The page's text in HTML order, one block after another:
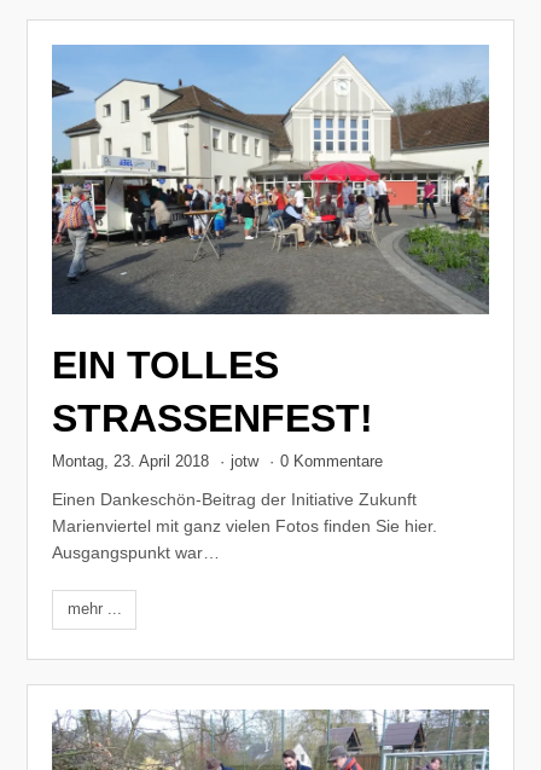
EIN TOLLES
STRASSENFEST!
Montag, 23. April 2018 · jotw · 0 Kommentare
Einen Dankeschön-Beitrag der Initiative Zukunft
Marienviertel mit ganz vielen Fotos finden Sie hier.
Ausgangspunkt war…
mehr ...